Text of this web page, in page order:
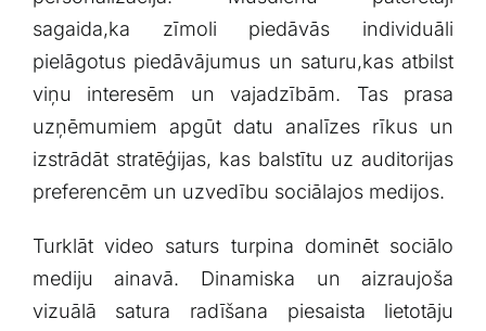
sagaida,ka‌ zīmoli piedāvās individuāli
pielāgotus piedāvājumus ‍un saturu,kas ‍atbilst
viņu interesēm ⁣un vajadzībām. ⁤Tas prasa
uzņēmumiem apgūt datu⁤ analīzes rīkus⁤ un
izstrādāt ‌stratēģijas,‌ kas ⁢balstītu ​uz auditorijas⁣
preferencēm un uzvedību sociālajos medijos.
Turklāt video saturs ⁢turpina dominēt sociālo
mediju ainavā. Dinamiska un ​aizraujoša
vizuālā satura radīšana​ piesaista lietotāju